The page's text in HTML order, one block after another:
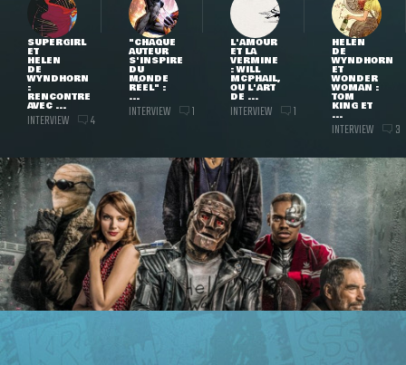
SUPERGIRL
ET
HELEN
DE
WYNDHORN
:
RENCONTRE
AVEC ...
INTERVIEW 4
"CHAQUE
AUTEUR
S'INSPIRE
DU
MONDE
RÉEL" :
...
INTERVIEW 1
L'AMOUR
ET LA
VERMINE
: WILL
MCPHAIL,
OU L'ART
DE ...
INTERVIEW 1
HELEN
DE
WYNDHORN
ET
WONDER
WOMAN :
TOM
KING ET
...
INTERVIEW 3